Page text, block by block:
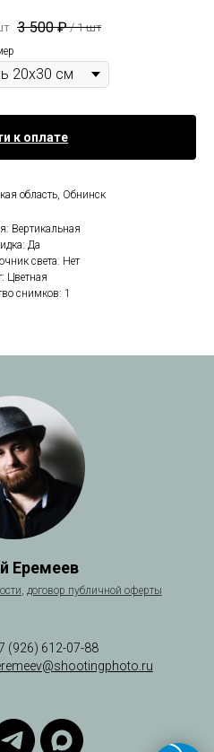
3 500 ₽ / 1 шт
к оплате
область, Обнинск
Вертикальная
Да
света: Нет
Цветная
снимков: 1
Еремеев
, договор публичной оферты
(926) 612-07-88